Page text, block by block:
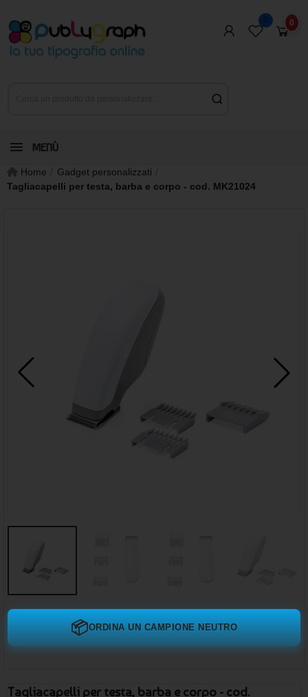
0 0
MENÙ
Home
Gadget personalizzati
Tagliacapelli per testa, barba e corpo - cod. MK21024
📦ORDINA UN CAMPIONE NEUTRO
Tagliacapelli per testa, barba e corpo - cod.